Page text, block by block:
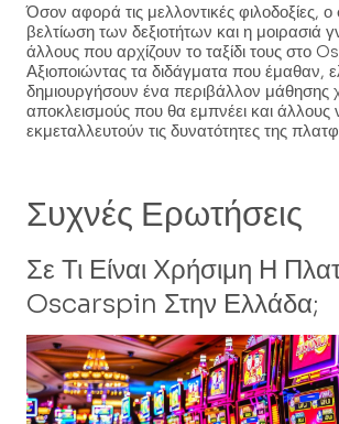
Όσον αφορά τις μελλοντικές φιλοδοξίες, ο
βελτίωση των δεξιοτήτων και η μοιρασιά
άλλους που αρχίζουν το ταξίδι τους στο
Αξιοποιώντας τα διδάγματα που έμαθαν,
δημιουργήσουν ένα περιβάλλον μάθησης
αποκλεισμούς που θα εμπνέει και άλλους
εκμεταλλευτούν τις δυνατότητες της
Συχνές Ερωτήσεις
Σε Τι Είναι Χρήσιμη Η
Oscarspin Στην Ελλάδα;